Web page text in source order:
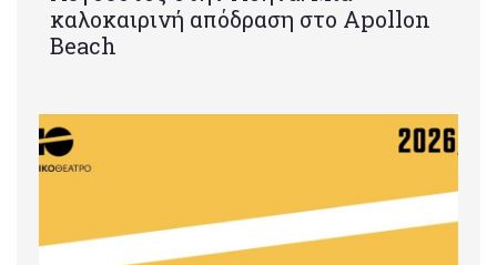
καλοκαιρινή απόδραση στο Apollon
Beach